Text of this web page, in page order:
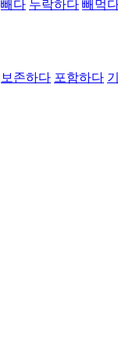
빼다 누락하다 빼먹
보존하다 포함하다